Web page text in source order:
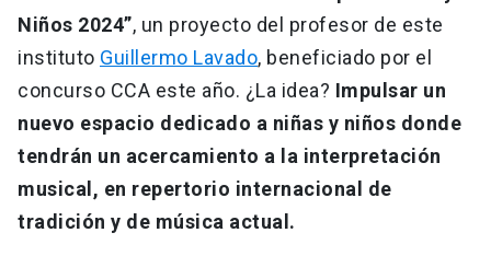
Niños 2024”, un proyecto del profesor de este
instituto Guillermo Lavado, beneficiado por el
concurso CCA este año. ¿La idea? Impulsar un
nuevo espacio dedicado a niñas y niños donde
tendrán un acercamiento a la interpretación
musical, en repertorio internacional de
tradición y de música actual.